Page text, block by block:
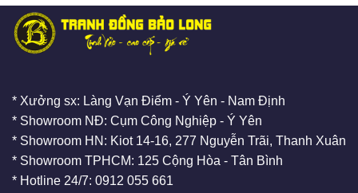
* Xưởng sx: Làng Vạn Điểm - Ý Yên - Nam Định
* Showroom NĐ: Cụm Công Nghiệp - Ý Yên
* Showroom HN: Kiot 14-16, 277 Nguyễn Trãi, Thanh Xuân
* Showroom TPHCM: 125 Cộng Hòa - Tân Bình
* Hotline 24/7: 0912 055 661